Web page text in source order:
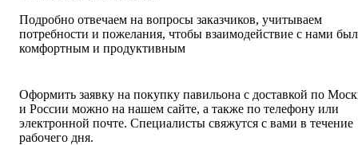
Подробно отвечаем на вопросы заказчиков, учитываем
потребности и пожелания, чтобы взаимодействие с нами
комфортным и продуктивным
Оформить заявку на покупку павильона с доставкой по
и России можно на нашем сайте, а также по телефону или
электронной почте. Специалисты свяжутся с вами в течение
рабочего дня.